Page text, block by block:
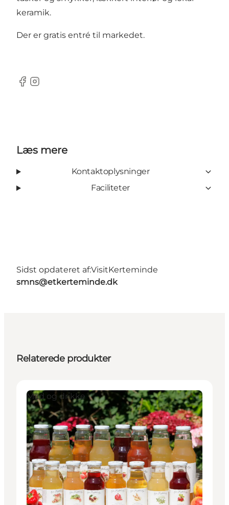
keramik.
Der er gratis entré til markedet.
Facebook
Instagram
Læs mere
Kontaktoplysninger
Faciliteter
Sidst opdateret af:VisitKerteminde
smns@etkerteminde.dk
Relaterede produkter
Mad og drikke